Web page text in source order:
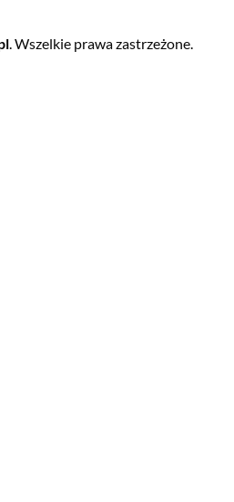
. Wszelkie prawa zastrzeżone.